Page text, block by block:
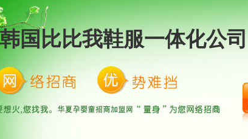
韩国比比我鞋服一体化公司